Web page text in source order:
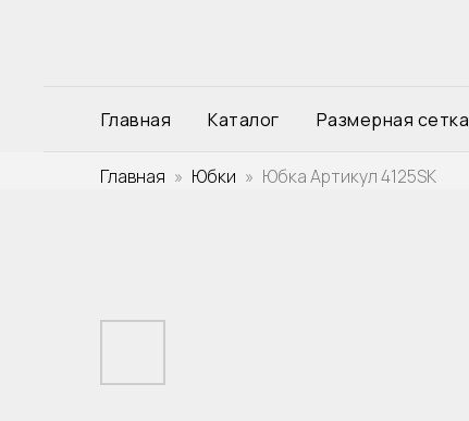
Главная Каталог Размерная сетка
Главная Юбки Юбка Артикул 4125SK